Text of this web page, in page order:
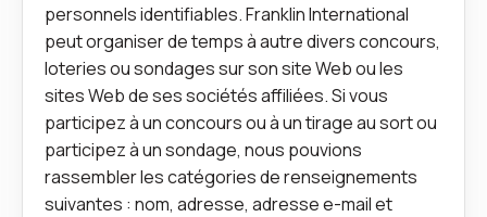
personnels identifiables. Franklin International
peut organiser de temps à autre divers concours,
loteries ou sondages sur son site Web ou les
sites Web de ses sociétés affiliées. Si vous
participez à un concours ou à un tirage au sort ou
participez à un sondage, nous pouvions
rassembler les catégories de renseignements
suivantes : nom, adresse, adresse e-mail et